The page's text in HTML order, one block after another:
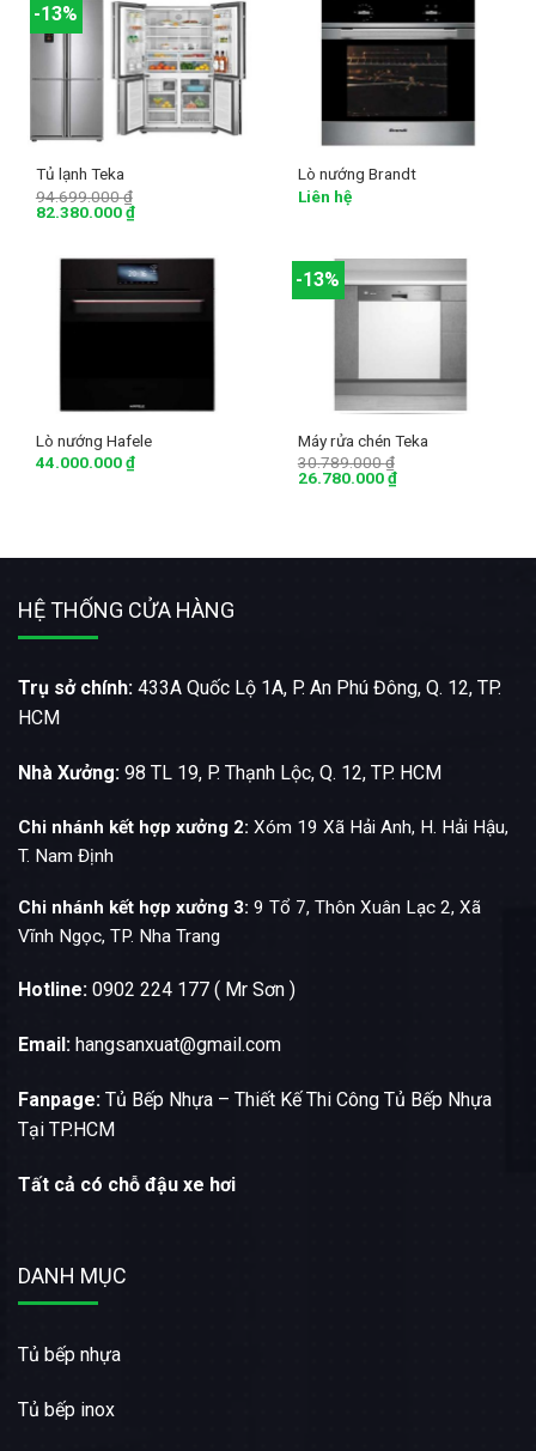
-13%
Tủ lạnh Teka
94.699.000₫
82.380.000₫
Lò nướng Brandt
Liên hệ
Lò nướng Hafele
44.000.000₫
-13%
Máy rửa chén Teka
30.789.000₫
26.780.000₫
HỆ THỐNG CỬA HÀNG
Trụ sở chính: 433A Quốc Lộ 1A, P. An Phú Đông, Q. 12, TP.
HCM
Nhà Xưởng: 98 TL 19, P. Thạnh Lộc, Q. 12, TP. HCM
Chi nhánh kết hợp xưởng 2: Xóm 19 Xã Hải Anh, H. Hải Hậu,
T. Nam Định
Chi nhánh kết hợp xưởng 3: 9 Tổ 7, Thôn Xuân Lạc 2, Xã
Vĩnh Ngọc, TP. Nha Trang
Hotline: 0902 224 177 ( Mr Sơn )
Email: hangsanxuat@gmail.com
Fanpage: Tủ Bếp Nhựa – Thiết Kế Thi Công Tủ Bếp Nhựa
Tại TP.HCM
Tất cả có chỗ đậu xe hơi
DANH MỤC
Tủ bếp nhựa
Tủ bếp inox